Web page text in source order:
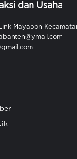
dan Usaha
Mayabon